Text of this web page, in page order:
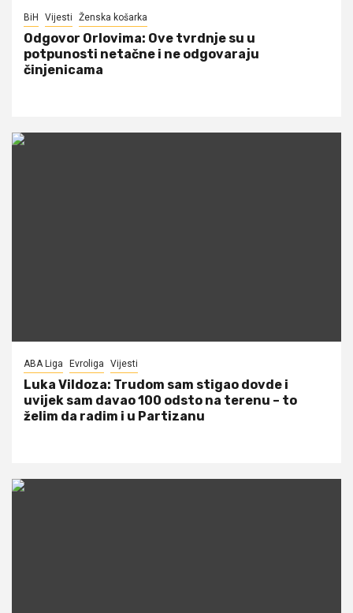
BiH Vijesti Ženska košarka
Odgovor Orlovima: ​Ove tvrdnje su u
potpunosti netačne i ne odgovaraju
činjenicama
ABA Liga Evroliga Vijesti
Luka Vildoza: Trudom sam stigao dovde i
uvijek sam davao 100 odsto na terenu – to
želim da radim i u Partizanu